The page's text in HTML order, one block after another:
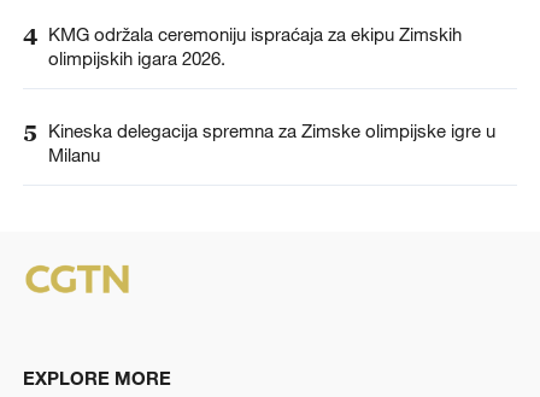
4 KMG održala ceremoniju ispraćaja za ekipu Zimskih
olimpijskih igara 2026.
5
Kineska delegacija spremna za Zimske olimpijske igre u
Milanu
EXPLORE MORE